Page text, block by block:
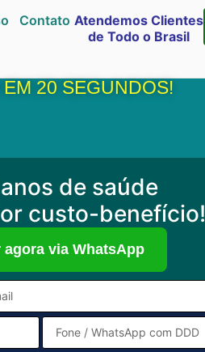
Contato Atendemos Clientes
de Todo o Brasil
20 SEGUNDOS!
de saúde
custo-benefício!
agora via WhatsApp